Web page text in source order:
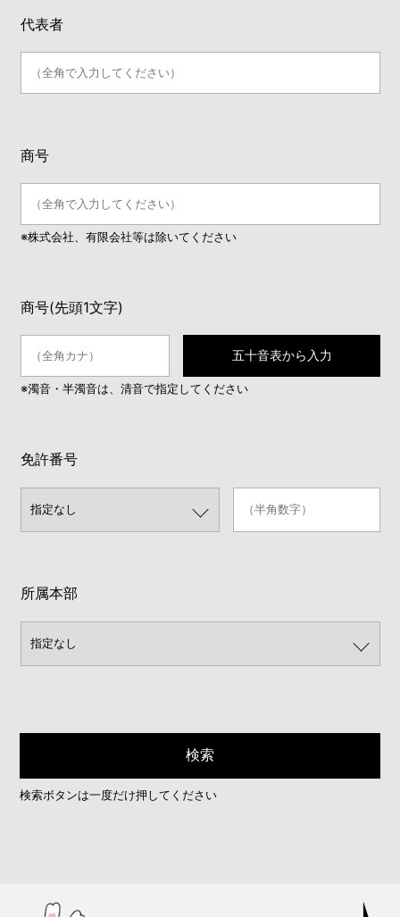
代表者
商号
※株式会社、有限会社等は除いてください
商号(先頭1文字)
五十音表から入力
※濁音・半濁音は、清音で指定してください
免許番号
所属本部
検索ボタンは一度だけ押してください